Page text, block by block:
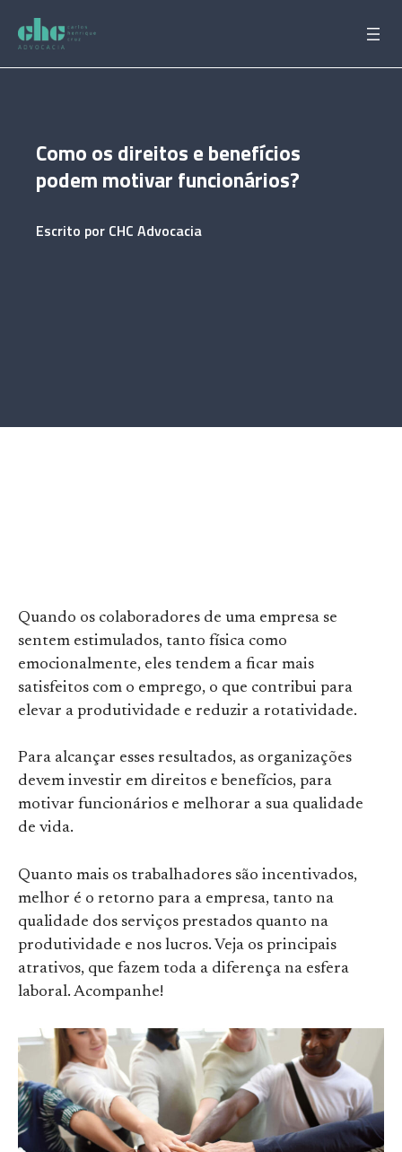
para
conteúdo
Como os direitos e benefícios
podem motivar funcionários?
Escrito por CHC Advocacia
Quando os colaboradores de uma empresa se
sentem estimulados, tanto física como
emocionalmente, eles tendem a ficar mais
satisfeitos com o emprego, o que contribui para
elevar a produtividade e reduzir a rotatividade.
Para alcançar esses resultados, as organizações
devem investir em direitos e benefícios, para
motivar funcionários e melhorar a sua qualidade
de vida.
Quanto mais os trabalhadores são incentivados,
melhor é o retorno para a empresa, tanto na
qualidade dos serviços prestados quanto na
produtividade e nos lucros. Veja os principais
atrativos, que fazem toda a diferença na esfera
laboral. Acompanhe!